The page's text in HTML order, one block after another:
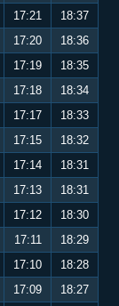
17:21
18:37
17:20
18:36
17:19
18:35
17:18
18:34
17:17
18:33
17:15
18:32
17:14
18:31
17:13
18:31
17:12
18:30
17:11
18:29
17:10
18:28
17:09
18:27